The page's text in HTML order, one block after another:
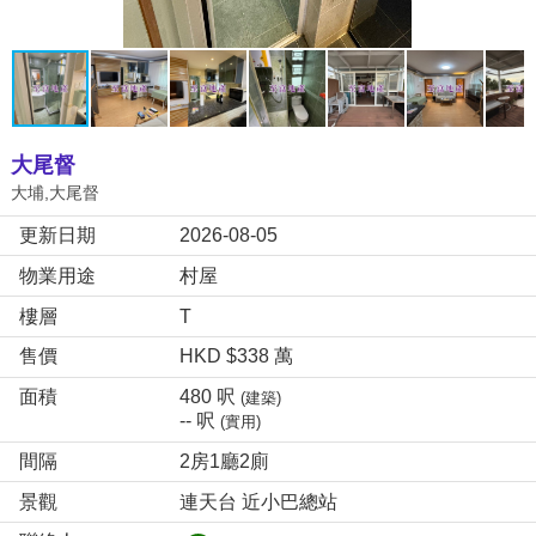
大尾督
大埔,大尾督
更新日期
2026-08-05
物業用途
村屋
樓層
T
售價
HKD $338 萬
面積
480 呎(建築)
-- 呎(實用)
間隔
2房1廳2廁
景觀
連天台 近小巴總站